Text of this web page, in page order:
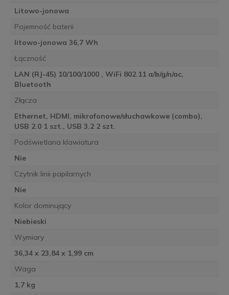
Litowo-jonowa
Pojemność baterii
litowo-jonowa 36,7 Wh
Łączność
LAN (RJ-45) 10/100/1000 , WiFi 802.11 a/b/g/n/ac,
Bluetooth
Złącza
Ethernet, HDMI, mikrofonowe/słuchawkowe (combo),
USB 2.0 1 szt., USB 3.2 2 szt.
Podświetlana klawiatura
Nie
Czytnik linii papilarnych
Nie
Kolor dominujący
Niebieski
Wymiary
36,34 x 23,84 x 1,99 cm
Waga
1,7 kg